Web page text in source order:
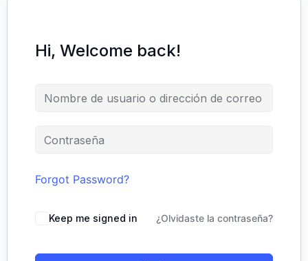
Hi, Welcome back!
Forgot Password?
Keep me signed in ¿Olvidaste la contraseña?